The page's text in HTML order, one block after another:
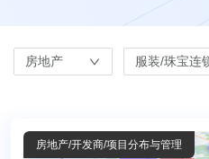
房地产 服装/珠宝连
房地产/开发商/项目分布与管理